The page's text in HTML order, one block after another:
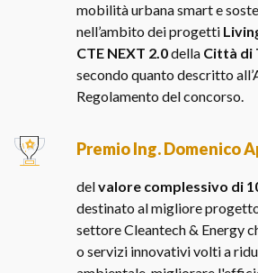
mobilità urbana smart e
nell’ambito dei progetti
CTE NEXT 2.0della Città di
secondo quanto descritto
Regolamento del concorso.
Premio Ing. Domenico
delvalore complessivo di
destinato al migliore
settore Cleantech & Energy
o servizi innovativi volti a